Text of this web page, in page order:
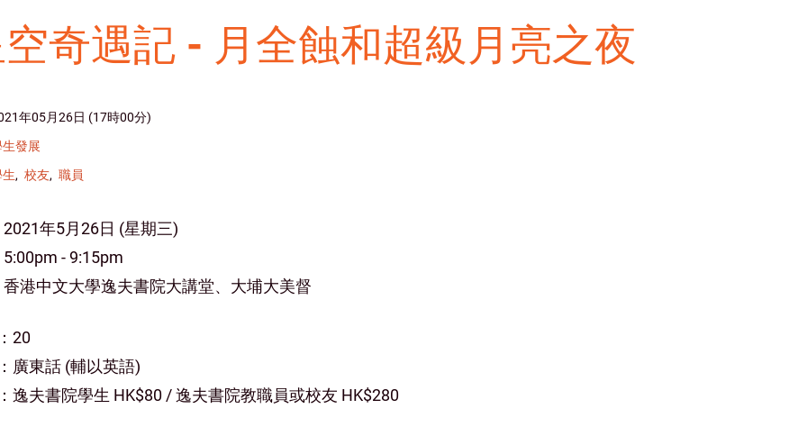
奇遇記 - 月全蝕和超級月亮之夜
年05月26日 (17時00分)
發展
校友 職員
2021年5月26日 (星期三)
5:00pm - 9:15pm
香港中文大學逸夫書院大講堂、大埔大美督
20
廣東話 (輔以英語)
逸夫書院學生 HK$80 / 逸夫書院教職員或校友 HK$280